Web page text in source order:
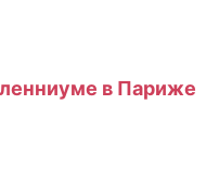
в Париже